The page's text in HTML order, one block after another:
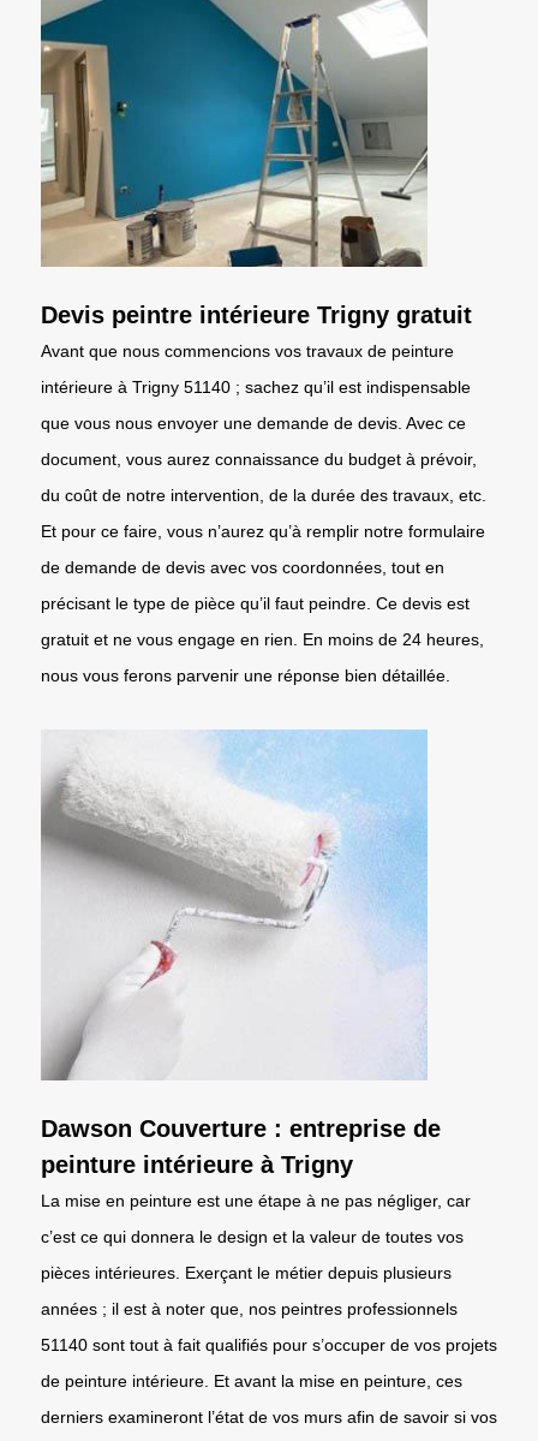
Devis peintre intérieure Trigny gratuit
Avant que nous commencions vos travaux de peinture
intérieure à Trigny 51140 ; sachez qu’il est indispensable
que vous nous envoyer une demande de devis. Avec ce
document, vous aurez connaissance du budget à prévoir,
du coût de notre intervention, de la durée des travaux, etc.
Et pour ce faire, vous n’aurez qu’à remplir notre formulaire
de demande de devis avec vos coordonnées, tout en
précisant le type de pièce qu’il faut peindre. Ce devis est
gratuit et ne vous engage en rien. En moins de 24 heures,
nous vous ferons parvenir une réponse bien détaillée.
Dawson Couverture : entreprise de
peinture intérieure à Trigny
La mise en peinture est une étape à ne pas négliger, car
c’est ce qui donnera le design et la valeur de toutes vos
pièces intérieures. Exerçant le métier depuis plusieurs
années ; il est à noter que, nos peintres professionnels
51140 sont tout à fait qualifiés pour s’occuper de vos projets
de peinture intérieure. Et avant la mise en peinture, ces
derniers examineront l’état de vos murs afin de savoir si vos